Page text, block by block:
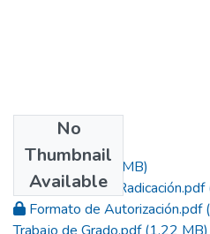
No
Thumbnail
Available
Acta.pdf(3.89 MB)
Constancia de Radicación.pdf
Formato de Autorización.pdf